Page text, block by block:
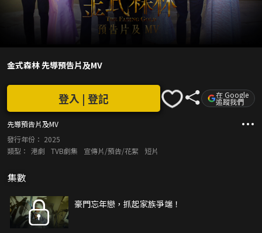
金式森林 先導預告片及MV
先導預告片及MV
登入 | 登記 在 Google
追蹤我們
發行年份： 2025
類型： 港劇 TVB劇集 宣傳片/預告/花絮 短片
集數
豪門忘年戀，抓起家族爭端！